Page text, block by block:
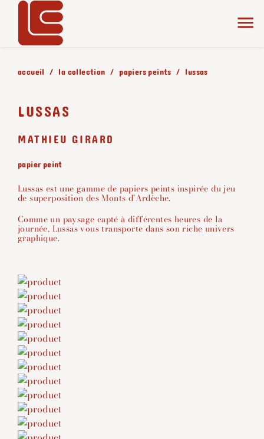
accueil la collection papiers peints lussas
LUSSAS
MATHIEU GIRARD
papier peint
Lussas est une gamme de papiers peints inspirée du jeu
de superposition des Monts d’Ardèche.
Comme un paysage capté à différentes heures de la
journée, Lussas vous transporte dans son riche univers
graphique.